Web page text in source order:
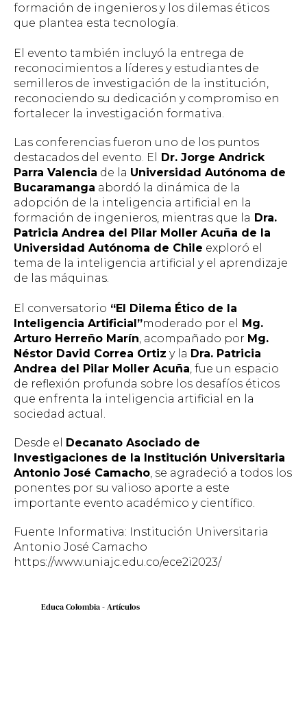
formación de ingenieros y los dilemas éticos
que plantea esta tecnología.
El evento también incluyó la entrega de
reconocimientos a líderes y estudiantes de
semilleros de investigación de la institución,
reconociendo su dedicación y compromiso en
fortalecer la investigación formativa.
Las conferencias fueron uno de los puntos
destacados del evento. El
Dr. Jorge Andrick
Parra Valencia de la Universidad Autónoma de
Bucaramanga abordó la dinámica de la
adopción de la inteligencia artificial en la
formación de ingenieros, mientras que la Dra.
Patricia Andrea del Pilar Moller Acuña de la
Universidad Autónoma de Chile exploró el
tema de la inteligencia artificial y el aprendizaje
de las máquinas.
El conversatorio “El Dilema Ético de la
Inteligencia Artificial”moderado por el
Mg.
Arturo Herreño Marín, acompañado por Mg.
Néstor David Correa Ortiz y la Dra. Patricia
Andrea del Pilar Moller Acuña, fue un espacio
de reflexión profunda sobre los desafíos éticos
que enfrenta la inteligencia artificial en la
sociedad actual.
Desde el Decanato Asociado de
Investigaciones de la Institución Universitaria
Antonio José Camacho, se agradeció a todos los
ponentes por su valioso aporte a este
importante evento académico y científico.
Fuente Informativa: Institución Universitaria
Antonio José Camacho
https://www.uniajc.edu.co/ece2i2023/
Educa Colombia - Artículos